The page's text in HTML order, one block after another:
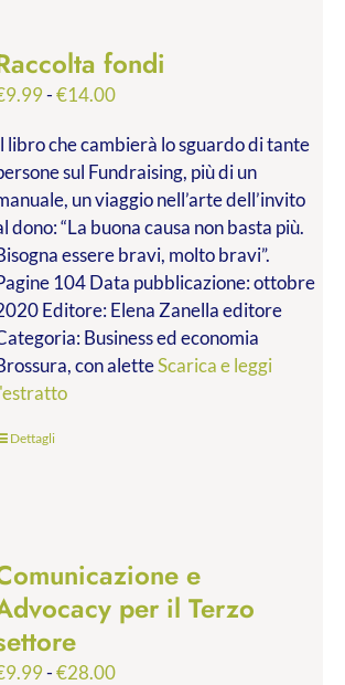
fondi
9.99-€14.00Fascia
prezzo:
da
€9.99
a
€14.00
libro che cambierà lo sguardo di tante
sul Fundraising, più di un
un viaggio nell’arte dell’invito
dono: “La buona causa non basta più.
essere bravi, molto bravi”.
104 Data pubblicazione: ottobre
Editore: Elena Zanella editore
Business ed economia
con aletteScarica e leggi
Dettagli
e
per il Terzo
9.99-€28.00Fascia